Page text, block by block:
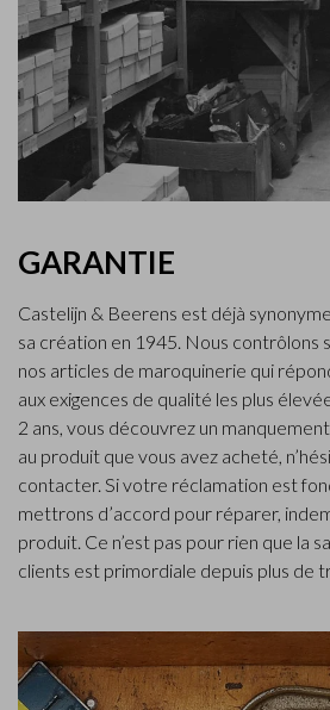
GARANTIE
Castelijn & Beerens est déjà
sa création en 1945. Nous contrôlons
nos articles de maroquinerie qui
aux exigences de qualité les plus
2 ans, vous découvrez un
au produit que vous avez acheté,
contacter. Si votre réclamation est
mettrons d’accord pour réparer,
produit. Ce n’est pas pour rien que la
clients est primordiale depuis plus de